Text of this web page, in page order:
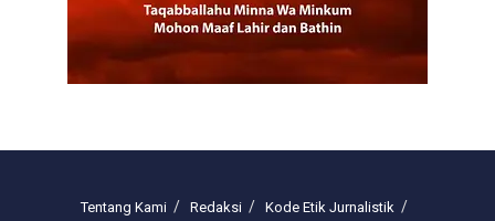
Tentang Kami Redaksi
Kode Etik Jurnalistik